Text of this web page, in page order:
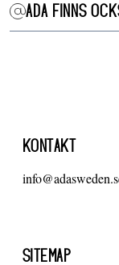
ADA FINNS
KONTAKT
SITEMAP